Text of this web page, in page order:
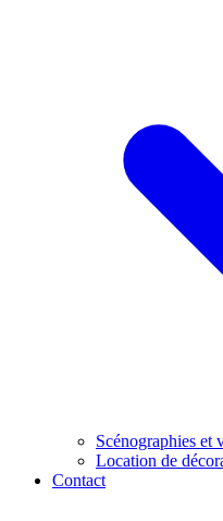
Scénographies et
Location de
Contact